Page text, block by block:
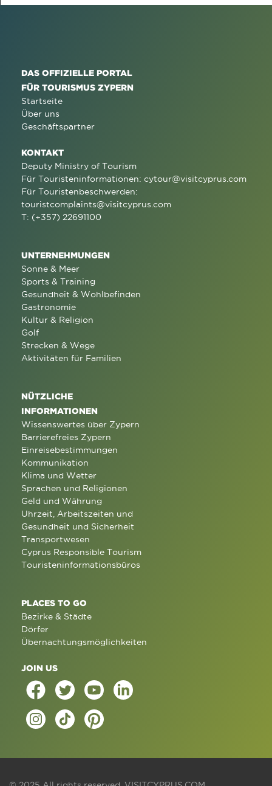
DAS OFFIZIELLE PORTAL
FÜR TOURISMUS ZYPERN
Startseite
Über uns
Geschäftspartner
KONTAKT
Deputy Ministry of Tourism
Für Touristeninformationen: cytour@visitcyprus.com
Für Touristenbeschwerden:
touristcomplaints@visitcyprus.com
T: (+357) 22691100
UNTERNEHMUNGEN
Sonne & Meer
Sports & Training
Gesundheit & Wohlbefinden
Gastronomie
Kultur & Religion
Golf
Strecken & Wege
Aktivitäten für Familien
NÜTZLICHE
INFORMATIONEN
Wissenswertes über Zypern
Barrierefreies Zypern
Einreisebestimmungen
Kommunikation
Klima und Wetter
Sprachen und Religionen
Geld und Währung
Uhrzeit, Arbeitszeiten und
Gesundheit und Sicherheit
Transportwesen
Cyprus Responsible Tourism
Touristeninformationsbüros
PLACES TO GO
Bezirke & Städte
Dörfer
Übernachtungsmöglichkeiten
JOIN US